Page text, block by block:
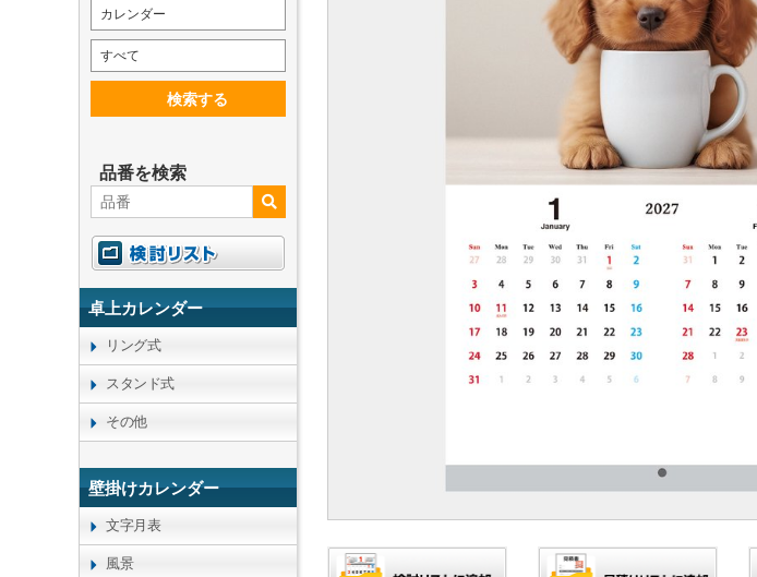
カレンダー
すべて
検索する
品番を検索
卓上カレンダー
リング式
スタンド式
その他
壁掛けカレンダー
文字月表
風景